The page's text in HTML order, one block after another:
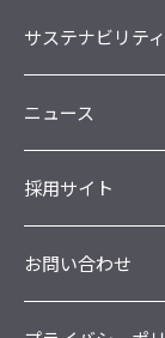
サステナビリティ
ニュース
採用サイト
お問い合わせ